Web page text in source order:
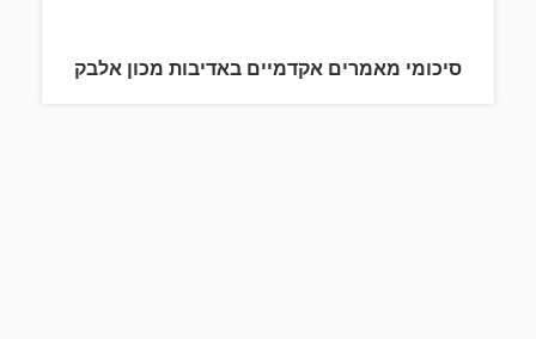
סיכומי מאמרים אקדמיים באדיבות מכון אלבק